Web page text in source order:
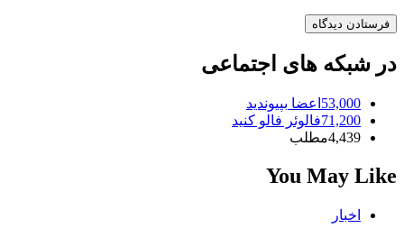
در شبکه های اجتماعی
53,000 اعضا بپیوندید
71,200فالوئر فالو کنید
4,439مطلب
You May Like
اخبار